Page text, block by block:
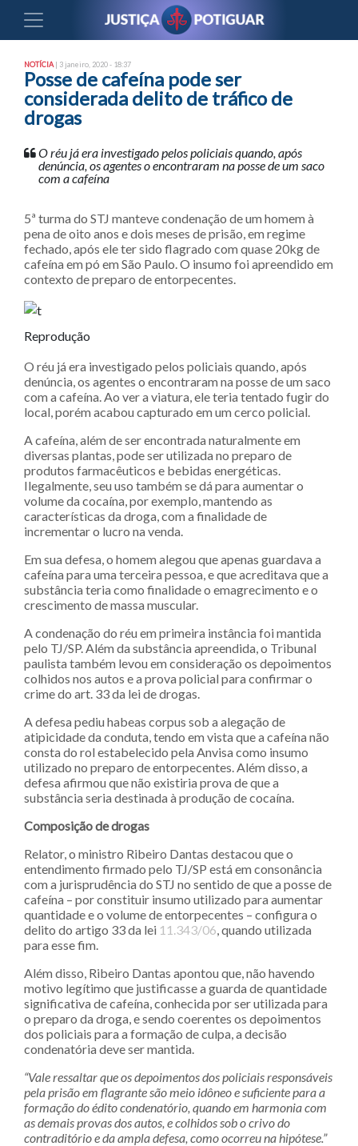
NOTÍCIA | 3 janeiro, 2020 - 18:37
Posse de cafeína pode ser
considerada delito de tráfico de
drogas
O réu já era investigado pelos policiais quando, após
denúncia, os agentes o encontraram na posse de um saco
com a cafeína
5ª turma do STJ manteve condenação de um homem à
pena de oito anos e dois meses de prisão, em regime
fechado, após ele ter sido flagrado com quase 20kg de
cafeína em pó em São Paulo. O insumo foi apreendido em
contexto de preparo de entorpecentes.
Reprodução
O réu já era investigado pelos policiais quando, após
denúncia, os agentes o encontraram na posse de um saco
com a cafeína. Ao ver a viatura, ele teria tentado fugir do
local, porém acabou capturado em um cerco policial.
A cafeína, além de ser encontrada naturalmente em
diversas plantas, pode ser utilizada no preparo de
produtos farmacêuticos e bebidas energéticas.
Ilegalmente, seu uso também se dá para aumentar o
volume da cocaína, por exemplo, mantendo as
características da droga, com a finalidade de
incrementar o lucro na venda.
Em sua defesa, o homem alegou que apenas guardava a
cafeína para uma terceira pessoa, e que acreditava que a
substância teria como finalidade o emagrecimento e o
crescimento de massa muscular.
A condenação do réu em primeira instância foi mantida
pelo TJ/SP. Além da substância apreendida, o Tribunal
paulista também levou em consideração os depoimentos
colhidos nos autos e a prova policial para confirmar o
crime do art. 33 da lei de drogas.
A defesa pediu habeas corpus sob a alegação de
atipicidade da conduta, tendo em vista que a cafeína não
consta do rol estabelecido pela Anvisa como insumo
utilizado no preparo de entorpecentes. Além disso, a
defesa afirmou que não existiria prova de que a
substância seria destinada à produção de cocaína.
Composição de drogas
Relator, o ministro Ribeiro Dantas destacou que o
entendimento firmado pelo TJ/SP está em consonância
com a jurisprudência do STJ no sentido de que a posse de
cafeína – por constituir insumo utilizado para aumentar
quantidade e o volume de entorpecentes – configura o
delito do artigo 33 da lei 11.343/06, quando utilizada
para esse fim.
Além disso, Ribeiro Dantas apontou que, não havendo
motivo legítimo que justificasse a guarda de quantidade
significativa de cafeína, conhecida por ser utilizada para
o preparo da droga, e sendo coerentes os depoimentos
dos policiais para a formação de culpa, a decisão
condenatória deve ser mantida.
“Vale ressaltar que os depoimentos dos policiais responsáveis
pela prisão em flagrante são meio idôneo e suficiente para a
formação do édito condenatório, quando em harmonia com
as demais provas dos autos, e colhidos sob o crivo do
contraditório e da ampla defesa, como ocorreu na hipótese.”